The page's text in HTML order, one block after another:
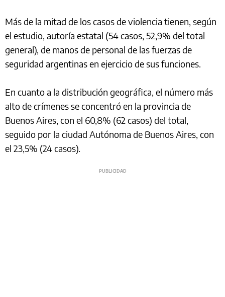
Más de la mitad de los casos de violencia tienen, según
el estudio, autoría estatal (54 casos, 52,9% del total
general), de manos de personal de las fuerzas de
seguridad argentinas en ejercicio de sus funciones.
En cuanto a la distribución geográfica, el número más
alto de crímenes se concentró en la provincia de
Buenos Aires, con el 60,8% (62 casos) del total,
seguido por la ciudad Autónoma de Buenos Aires, con
el 23,5% (24 casos).